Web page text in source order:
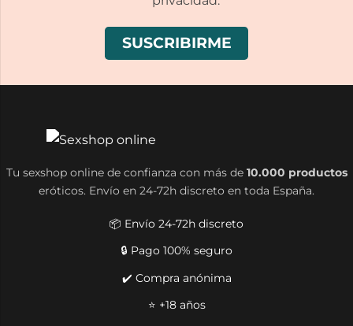
Tu sexshop online de confianza con más de 10.000 productos
eróticos. Envío en 24-72h discreto en toda España.
📦 Envío 24-72h discreto
🔒 Pago 100% seguro
✔️ Compra anónima
⭐ +18 años